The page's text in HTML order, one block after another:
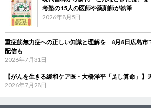
考塾の15人の医師や薬剤師が執筆
2026年8月5日
重症筋無力症への正しい知識と理解を 8月8日広島市
配信も
2026年7月31日
【がんを生きる緩和ケア医・大橋洋平「足し算命」】
2026年7月28日